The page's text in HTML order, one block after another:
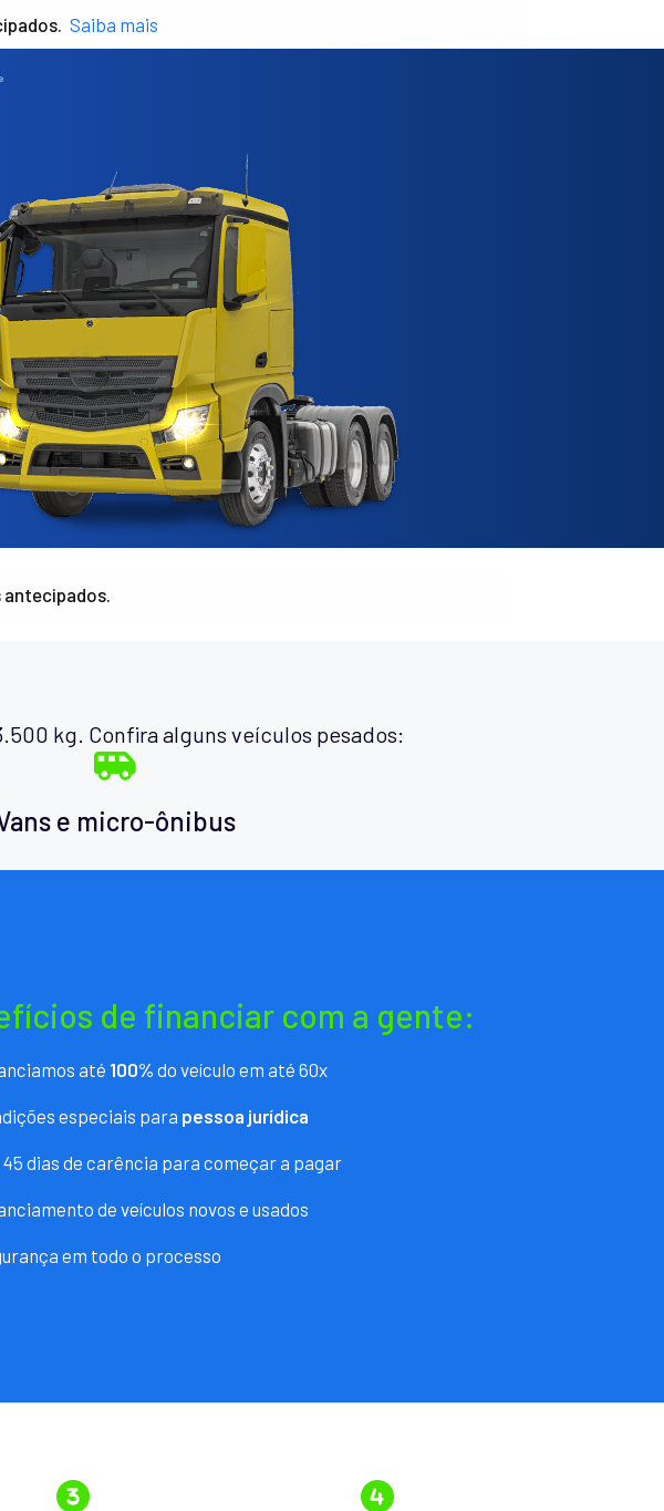
Saiba mais
kg. Confira alguns veículos pesados:
e micro-ônibus
de financiar com a gente:
até 100% do veículo em até 60x
especiais para pessoa jurídica
45 dias de carência para começar a pagar
de veículos novos e usados
em todo o processo